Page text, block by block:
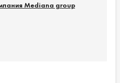
Mediana group